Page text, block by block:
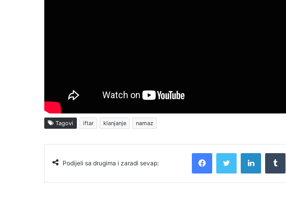
Tagovi iftar klanjanje namaz
Podijeli sa drugima i zaradi sevap: